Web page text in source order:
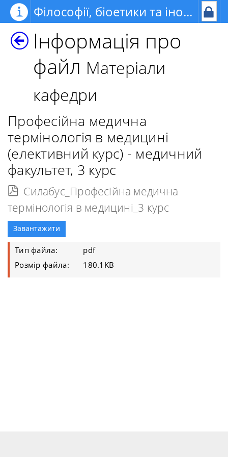
Філософії, біоетики та іноземних мов
Інформація про
файл Матеріали
кафедри
Професійна медична
термінологія в медицині
(елективний курс) - медичний
факультет, 3 курс
Силабус_Професійна медична
термінологія в медицині_3 курс
Завантажити
Тип файла:
pdf
Розмір файла:
180.1KB